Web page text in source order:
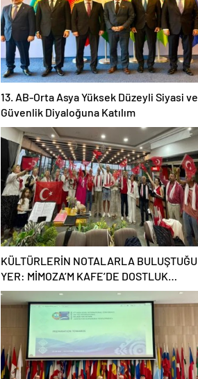
13. AB-Orta Asya Yüksek Düzeyli Siyasi ve
Güvenlik Diyaloğuna Katılım
KÜLTÜRLERİN NOTALARLA BULUŞTUĞU
YER: MİMOZA’M KAFE’DE DOSTLUK
RÜZGARI!